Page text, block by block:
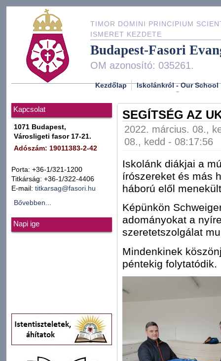
TIMOR DOMINI PRINCIPIUM
ISMERET KEZDETE
Budapest-Fasori
OM azonosító: 035261.
Kezdőlap Iskolánkról - Our School
Kapcsolat
1071 Budapest,
Városligeti fasor 17-21.
Adószám: 19011383-2-42
Porta: +36-1/321-1200
Titkárság: +36-1/322-4406
E-mail: titkarsag@fasori.hu
Bővebben...
Napi ige
SEGÍTSÉG AZ
2022. március. 08.,
08., kedd - 08:17:56
Iskolánk diákjai a
írószereket és más
háború elől
Képünkön
adományokat a
szeretetszolgálat
Mindenkinek
péntekig folytatódik.